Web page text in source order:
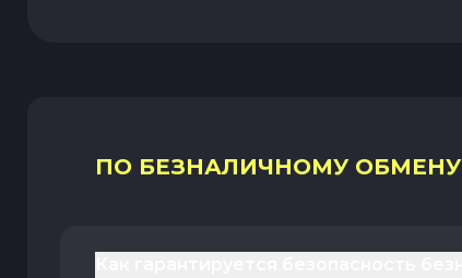
ПО БЕЗНАЛИЧНОМУ ОБМЕНУ